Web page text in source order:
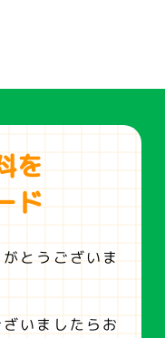
を
ド
とうございま
いましたらお